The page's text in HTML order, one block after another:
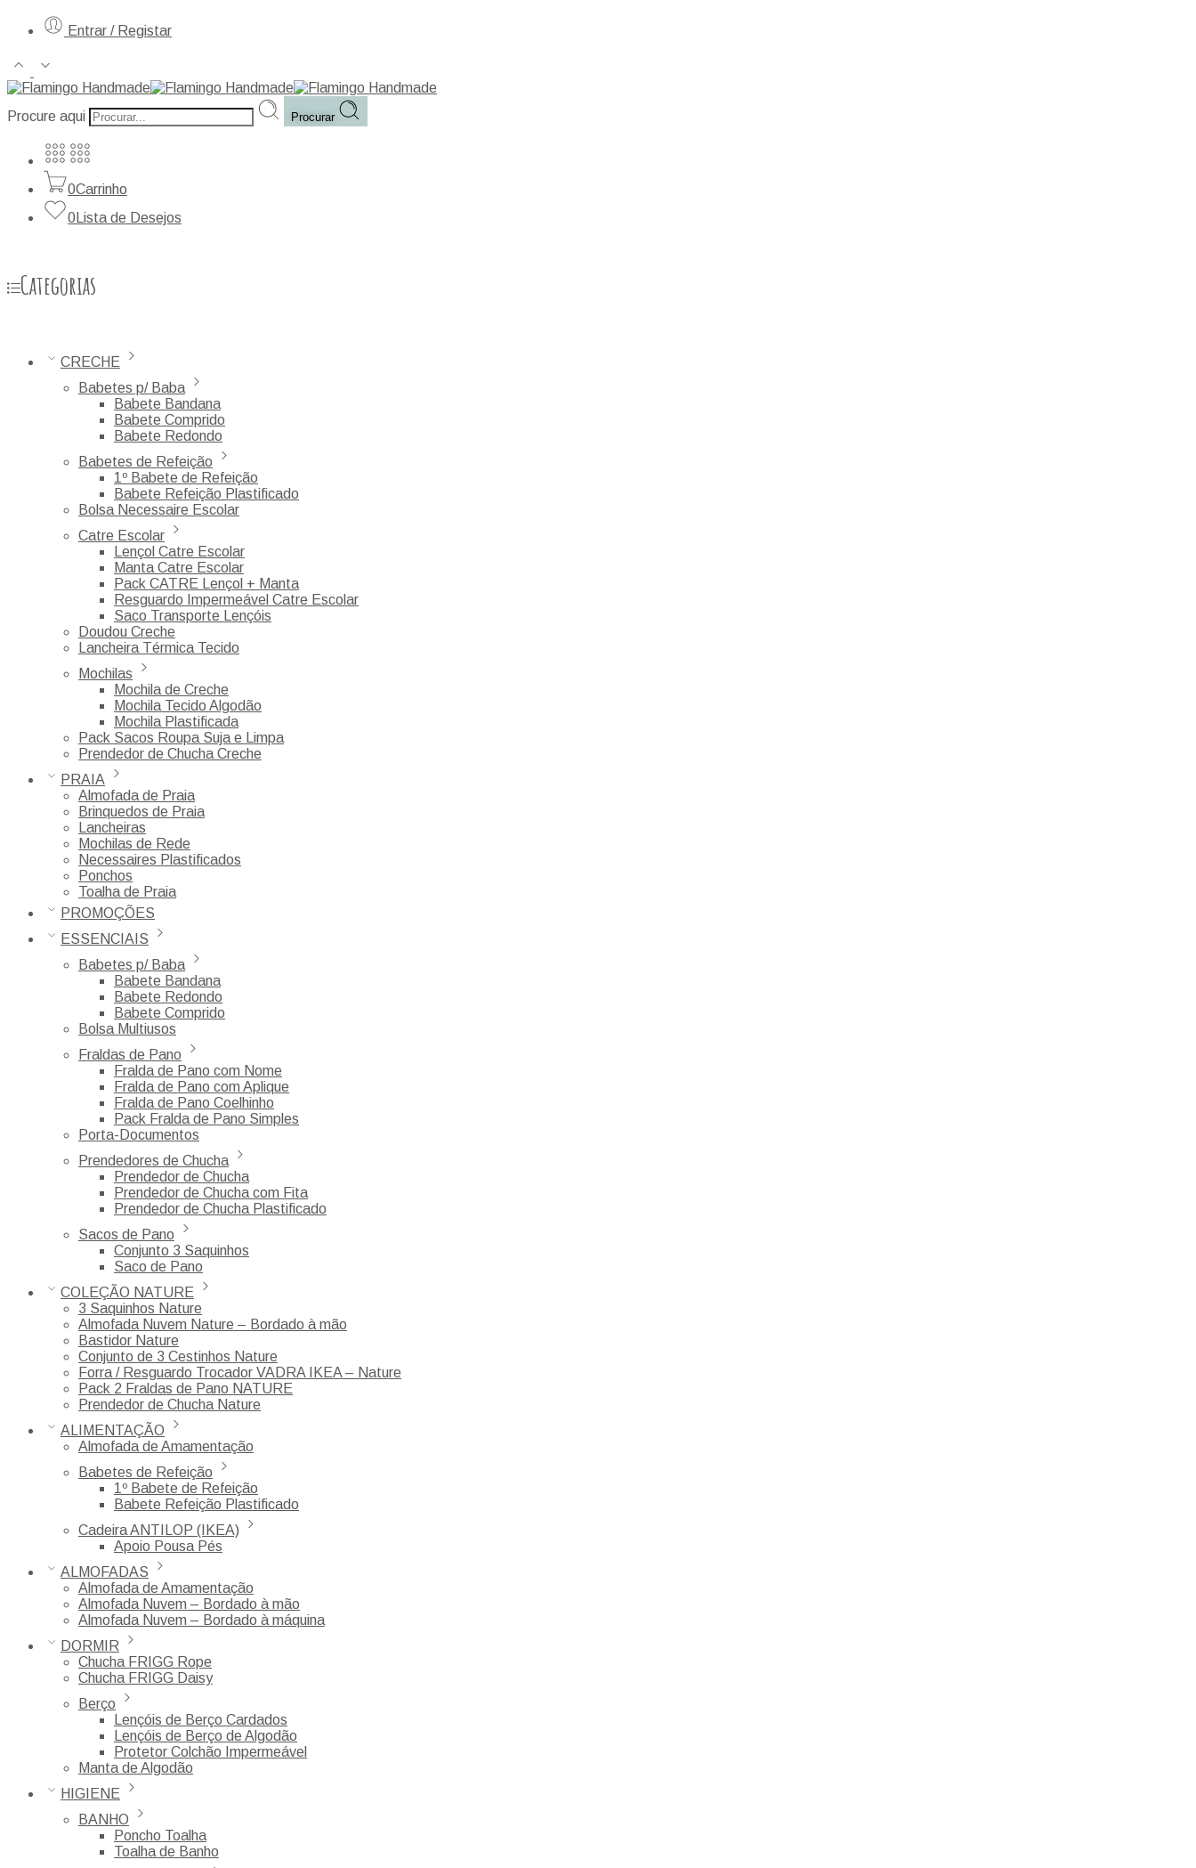
Entrar / Registar
Procure aqui Procurar
0Carrinho
0 Lista de Desejos
Categorias
CRECHE
Babetes p/ Baba
Babete Bandana
Babete Comprido
Babete Redondo
Babetes de Refeição
1º Babete de Refeição
Babete Refeição Plastificado
Bolsa Necessaire Escolar
Catre Escolar
Lençol Catre Escolar
Manta Catre Escolar
Pack CATRE Lençol + Manta
Resguardo Impermeável Catre Escolar
Saco Transporte Lençóis
Doudou Creche
Lancheira Térmica Tecido
Mochilas
Mochila de Creche
Mochila Tecido Algodão
Mochila Plastificada
Pack Sacos Roupa Suja e Limpa
Prendedor de Chucha Creche
PRAIA
Almofada de Praia
Brinquedos de Praia
Lancheiras
Mochilas de Rede
Necessaires Plastificados
Ponchos
Toalha de Praia
PROMOÇÕES
ESSENCIAIS
Babetes p/ Baba
Babete Bandana
Babete Redondo
Babete Comprido
Bolsa Multiusos
Fraldas de Pano
Fralda de Pano com Nome
Fralda de Pano com Aplique
Fralda de Pano Coelhinho
Pack Fralda de Pano Simples
Porta-Documentos
Prendedores de Chucha
Prendedor de Chucha
Prendedor de Chucha com Fita
Prendedor de Chucha Plastificado
Sacos de Pano
Conjunto 3 Saquinhos
Saco de Pano
COLEÇÃO NATURE
3 Saquinhos Nature
Almofada Nuvem Nature – Bordado à mão
Bastidor Nature
Conjunto de 3 Cestinhos Nature
Forra / Resguardo Trocador VADRA IKEA – Nature
Pack 2 Fraldas de Pano NATURE
Prendedor de Chucha Nature
ALIMENTAÇÃO
Almofada de Amamentação
Babetes de Refeição
1º Babete de Refeição
Babete Refeição Plastificado
Cadeira ANTILOP (IKEA)
Apoio Pousa Pés
ALMOFADAS
Almofada de Amamentação
Almofada Nuvem – Bordado à mão
Almofada Nuvem – Bordado à máquina
DORMIR
Chucha FRIGG Rope
Chucha FRIGG Daisy
Berço
Lençóis de Berço Cardados
Lençóis de Berço de Algodão
Protetor Colchão Impermeável
Manta de Algodão
HIGIENE
BANHO
Poncho Toalha
Toalha de Banho